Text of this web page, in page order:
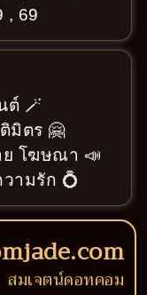
, 69
ต์ 🪄
มิตร 🤗
ย โฆษณา 📣
ามรัก 💍
สมเจตน์ดอทคอม